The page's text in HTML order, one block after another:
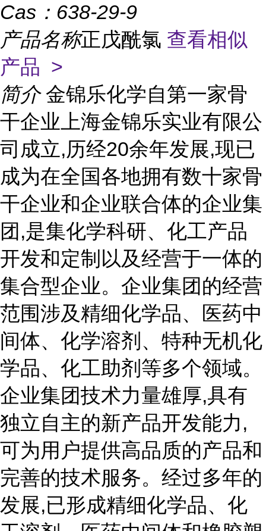
Cas： 638-29-9
产品名称正戊酰氯 查看相似
产品 >
简介 金锦乐化学自第一家骨
干企业上海金锦乐实业有限公
司成立,历经20余年发展,现已
成为在全国各地拥有数十家骨
干企业和企业联合体的企业集
团,是集化学科研、化工产品
开发和定制以及经营于一体的
集合型企业。企业集团的经营
范围涉及精细化学品、医药中
间体、化学溶剂、特种无机化
学品、化工助剂等多个领域。
企业集团技术力量雄厚,具有
独立自主的新产品开发能力,
可为用户提供高品质的产品和
完善的技术服务。经过多年的
发展,已形成精细化学品、化